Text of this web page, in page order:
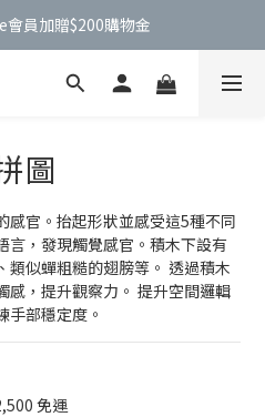
)起 價格調整事宜
會員加贈$200購物金
)起 價格調整事宜
圖
感官。抬起形狀並感受這5種不同
言，發現觸覺感官。積木下設有
類似蟬粗糙的翅膀等。 透過積木
感，提升觀察力。 提升空間邏輯
手部穩定度。
免運